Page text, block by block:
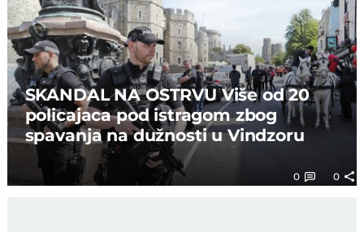
SKANDAL NA OSTRVU Više od 20
policajaca pod istragom zbog
spavanja na dužnosti u Vindzoru
0 0